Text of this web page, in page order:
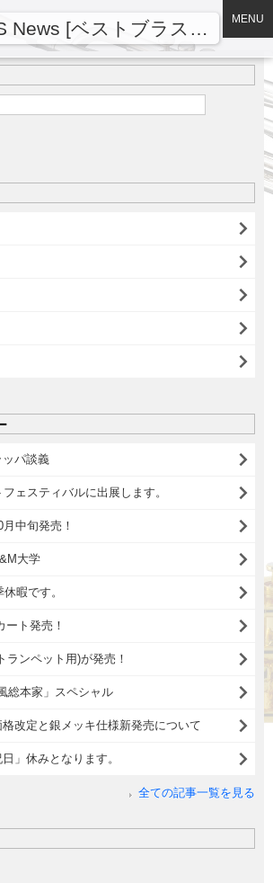
BEST BRASS News [ベストブラスニュース] MENU
ッパ談義
ェスティバルに出展します。
中旬発売！
大学
暇です。
ート発売！
ンペット用)が発売！
総本家」スペシャル
改定と銀メッキ仕様新発売について
」休みとなります。
全ての記事一覧を見る